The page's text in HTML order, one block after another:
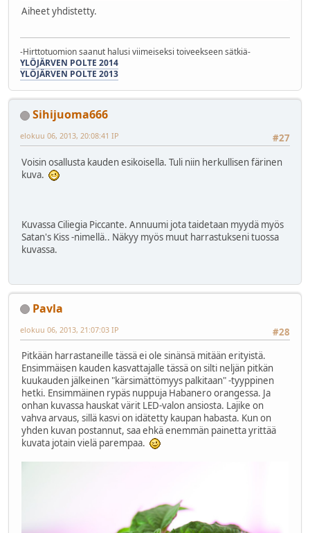
Aiheet yhdistetty.
-Hirttotuomion saanut halusi viimeiseksi toiveekseen sätkiä-
YLÖJÄRVEN POLTE 2014
YLÖJÄRVEN POLTE 2013
Sihijuoma666
#27
elokuu 06, 2013, 20:08:41 IP
Voisin osallusta kauden esikoisella. Tuli niin herkullisen färinen
kuva.
Kuvassa Ciliegia Piccante. Annuumi jota taidetaan myydä myös
Satan's Kiss -nimellä.. Näkyy myös muut harrastukseni tuossa
kuvassa.
Pavla
#28
elokuu 06, 2013, 21:07:03 IP
Pitkään harrastaneille tässä ei ole sinänsä mitään erityistä.
Ensimmäisen kauden kasvattajalle tässä on silti neljän pitkän
kuukauden jälkeinen "kärsimättömyys palkitaan" -tyyppinen
hetki. Ensimmäinen rypäs nuppuja Habanero orangessa. Ja
onhan kuvassa hauskat värit LED-valon ansiosta. Lajike on
vahva arvaus, sillä kasvi on idätetty kaupan habasta. Kun on
yhden kuvan postannut, saa ehkä enemmän painetta yrittää
kuvata jotain vielä parempaa.